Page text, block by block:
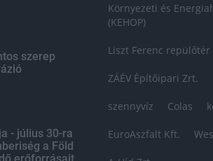
szerep
- július 30-ra
a Föld
erőforrásait
Környezeti és
(KEHOP)
Liszt Ferenc repülőtér
ZÁÉV Építőipari Zrt.
szennyvíz Colas
EuroAszfalt Kft.